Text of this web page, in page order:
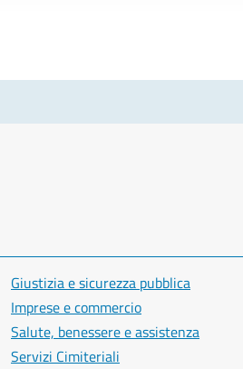
Giustizia e sicurezza pubblica
Imprese e commercio
Salute, benessere e assistenza
Servizi Cimiteriali